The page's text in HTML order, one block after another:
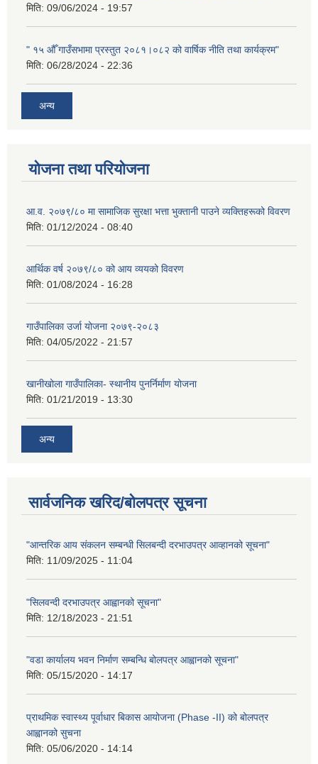
मिति: 09/06/2024 - 19:57
" १५ औँ गाउँसभामा प्रस्तुत २०८१।०८२ को वार्षिक नीति तथा कार्यक्रम"
मिति: 06/28/2024 - 22:36
अन्य
योजना तथा परियोजना
आ.व. २०७९/८० मा सामाजिक सुरक्षा भत्ता भुक्तानी पाउने व्यक्तिहरूको विवरण
मिति: 01/12/2024 - 08:40
आर्थिक वर्ष २०७९/८० को आय व्ययको विवरण
मिति: 01/08/2024 - 16:28
गाउँपालिका उर्जा योजना २०७९-२०८३
मिति: 04/05/2022 - 21:57
खानीखोला गाउँपालिका- स्थानीय पुनर्निर्माण योजना
मिति: 01/21/2019 - 13:30
अन्य
सार्वजनिक खरिद/बोलपत्र सूचना
"आन्तरिक आय संकलन सम्बन्धी सिलबन्दी दरभाउपत्र आव्हानको सूचना"
मिति: 11/09/2025 - 11:04
"सिलवन्दी दरभाउपत्र आह्वानको सूचना"
मिति: 12/18/2023 - 21:51
"वडा कार्यालय भवन निर्माण सम्बन्धि बोलपत्र आह्वानको सूचना"
मिति: 05/15/2020 - 14:17
प्राथमिक स्वास्थ्य पूर्वाधार बिकास आयोजना (Phase -II) को बोलपत्र
आह्वानको सुचना
मिति: 05/06/2020 - 14:14